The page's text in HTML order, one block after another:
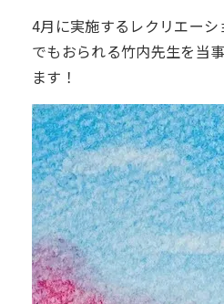
4月に実施するレクリエー
でもおられる竹内先生を当
ます！